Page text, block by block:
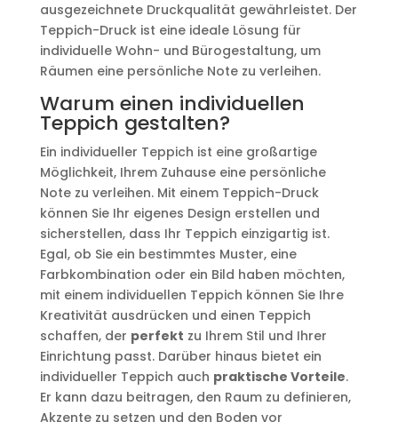
ausgezeichnete Druckqualität gewährleistet. Der
Teppich-Druck ist eine ideale Lösung für
individuelle Wohn- und Bürogestaltung, um
Räumen eine persönliche Note zu verleihen.
Warum einen individuellen
Teppich gestalten?
Ein individueller Teppich ist eine großartige
Möglichkeit, Ihrem Zuhause eine persönliche
Note zu verleihen. Mit einem Teppich-Druck
können Sie Ihr eigenes Design erstellen und
sicherstellen, dass Ihr Teppich einzigartig ist.
Egal, ob Sie ein bestimmtes Muster, eine
Farbkombination oder ein Bild haben möchten,
mit einem individuellen Teppich können Sie Ihre
Kreativität ausdrücken und einen Teppich
schaffen, der perfekt zu Ihrem Stil und Ihrer
Einrichtung passt. Darüber hinaus bietet ein
individueller Teppich auch praktische Vorteile.
Er kann dazu beitragen, den Raum zu definieren,
Akzente zu setzen und den Boden vor